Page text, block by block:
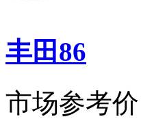
丰田86
市场参考价